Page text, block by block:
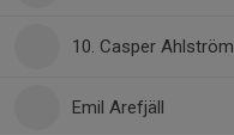
10. Casper Ahlström
Emil Arefjäll